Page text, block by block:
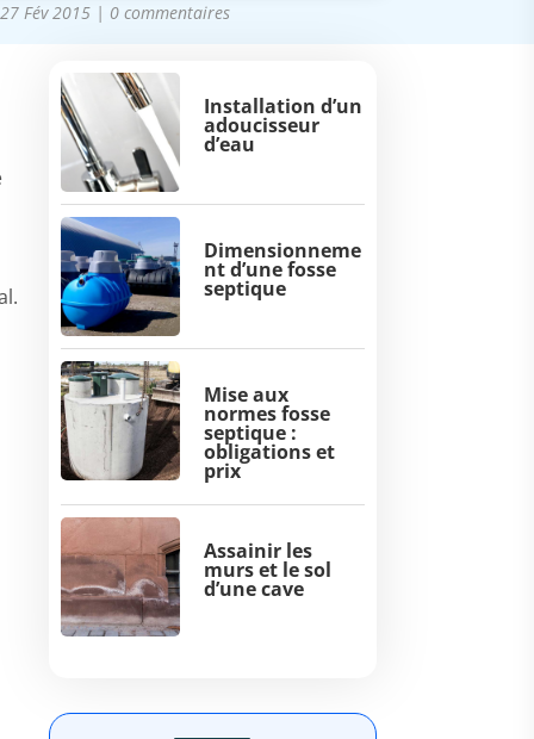
27 Fév 2015| 0 commentaires
Installation d’un
adoucisseur
d’eau
Dimensionneme
nt d’une fosse
septique
Mise aux
normes fosse
septique :
obligations et
prix
Assainir les
murs et le sol
d’une cave